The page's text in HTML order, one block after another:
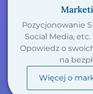
Pozycjonowanie
Social Media,
Opowiedz o
na
Więcej o